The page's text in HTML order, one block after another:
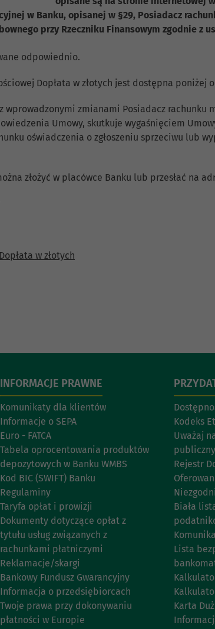
w Banku, opisanej w §29, Posiadacz
przy Rzeczniku Finansowym zgodnie z
odpowiednio.
Dopłata w złotych jest dostępna poniżej
wprowadzonymi zmianami Posiadacz
Umowy, skutkuje wygaśnięciem
oświadczenia o zgłoszeniu sprzeciwu lub
złożyć w placówce Banku lub przesłać na
w złotych
INFORMACJE PRAWNE
Komunikaty dla klientów
Informacje o SEPA
Euro - FATCA
Tabela oprocentowania produktów
depozytowych w Banku WMBS
Kod BIC (SWIFT) Banku
Regulaminy
Taryfa opłat i prowizji
Dokumenty dotyczące opłat z
tytułu usług związanych z
rachunkami płatniczymi
Reklamacje/skargi
Bankowy Fundusz Gwarancyjny
Informacja o przedsiębiorcach
Twoje prawa przy dokonywaniu
płatności w Europie
Kodeks
Uważaj
Rejestr
Biała
Lista
Karta